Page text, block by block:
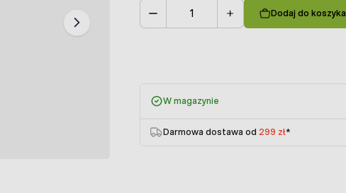
Dodaj do koszyka
W magazynie
Darmowa dostawa od 299 zł*